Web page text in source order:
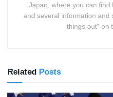
Japan, where you can find
and several information and
things out" on
Related Posts